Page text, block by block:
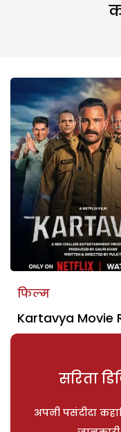
फिल्म
Kartavya Movie
सरिता
अपनी पसंदीदा